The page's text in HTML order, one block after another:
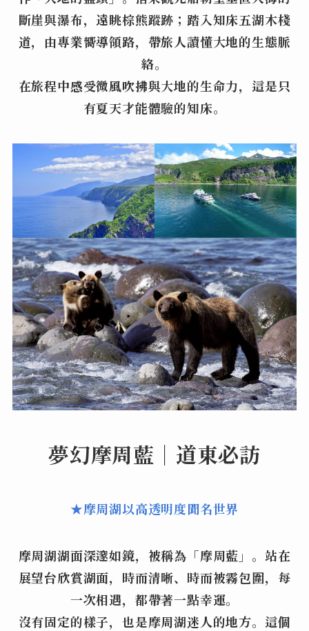
斷崖與瀑布，遠眺棕熊蹤跡；踏入知床五湖木棧
道，由專業嚮導領路，帶旅人讀懂大地的生態脈
絡。
在旅程中感受微風吹拂與大地的生命力，這是只
有夏天才能體驗的知床。
夢幻摩周藍｜道東必訪
★摩周湖以高透明度聞名世界
摩周湖湖面深邃如鏡，被稱為「摩周藍」。站在
展望台欣賞湖面，時而清晰、時而被霧包圍，每
一次相遇，都帶著一點幸運。
沒有固定的樣子，也是摩周湖迷人的地方。這個